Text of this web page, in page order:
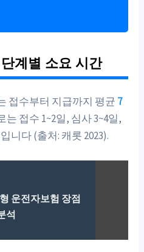
계별 소요 시간
접수부터 지급까지 평균 7
접수 1~2일, 심사 3~4일,
니다 (출처: 캐롯 2023).
운전자보험 장점
석